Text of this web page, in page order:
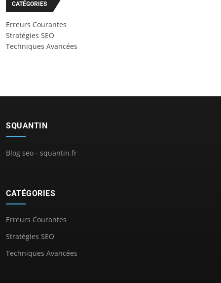
CATÉGORIES
Erreurs Courantes
Stratégies SEO
Techniques Avancées
SQUANTIN
Blog seo - squantin.fr
CATÉGORIES
Erreurs Courantes
Stratégies SEO
Techniques Avancées